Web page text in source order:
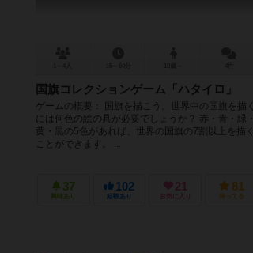
国旗コレクションゲーム「ハタイロ」
ゲームの概要： 国旗を描こう。世界中の国旗を描く
には何色の絵の具が必要でしょうか？ 赤・青・緑・
黄・黒の5色があれば、世界の国旗の7割以上を描く
ことができます。 ...
37
興味あり
102
経験あり
21
お気に入り
81
持ってる